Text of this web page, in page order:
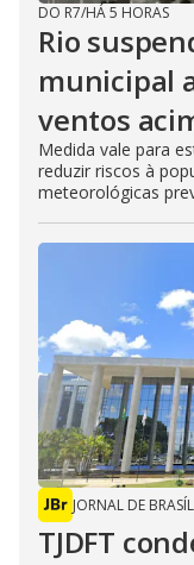
DO R7/HÁ 5 HORAS
Rio
municipal
ventos
Medida vale para
reduzir riscos à
meteorológicas
JORNAL DE
TJDFT